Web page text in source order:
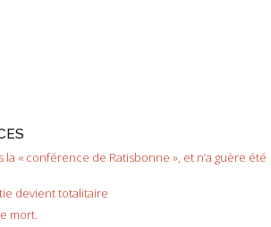
la « conférence de Ratisbonne », et n’a guère été
devient totalitaire
mort.